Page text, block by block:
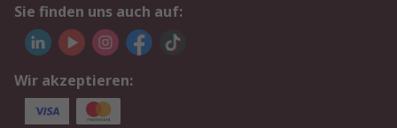
Sie finden uns auch auf:
Wir akzeptieren: